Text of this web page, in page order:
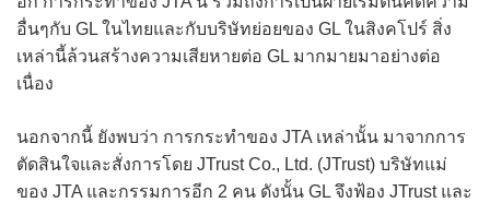
อื่นๆกับ GL ในไทยและกับบริษัทย่อยของ GL ในสิงคโปร์ สิ่ง
เหล่านี้ล้วนสร้างความเสียหายต่อ GL มากมายมาอย่างต่อ
เนื่อง
นอกจากนี้ ยังพบว่า การกระทำของ JTA เหล่านั้น มาจากการ
ตัดสินใจและสั่งการโดย JTrust Co., Ltd. (JTrust) บริษัทแม่
ของ JTA และกรรมการอีก 2 คน ดังนั้น GL จึงฟ้อง JTrust และ